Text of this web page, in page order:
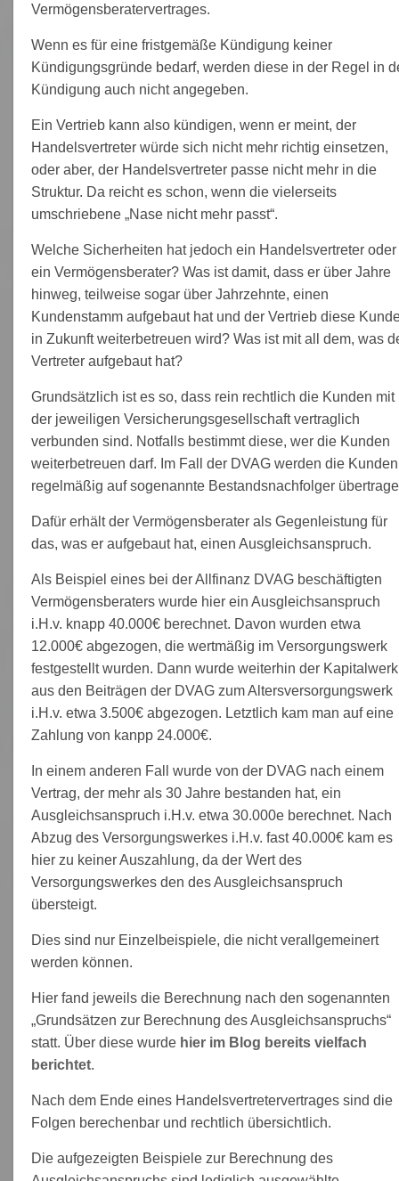
Vermögensberatervertrages.
Wenn es für eine fristgemäße Kündigung keiner
Kündigungsgründe bedarf, werden diese in der Regel in
Kündigung auch nicht angegeben.
Ein Vertrieb kann also kündigen, wenn er meint, der
Handelsvertreter würde sich nicht mehr richtig einsetzen,
oder aber, der Handelsvertreter passe nicht mehr in die
Struktur. Da reicht es schon, wenn die vielerseits
umschriebene „Nase nicht mehr passt“.
Welche Sicherheiten hat jedoch ein Handelsvertreter oder
ein Vermögensberater? Was ist damit, dass er über Jahre
hinweg, teilweise sogar über Jahrzehnte, einen
Kundenstamm aufgebaut hat und der Vertrieb diese
in Zukunft weiterbetreuen wird? Was ist mit all dem, was
Vertreter aufgebaut hat?
Grundsätzlich ist es so, dass rein rechtlich die Kunden mit
der jeweiligen Versicherungsgesellschaft vertraglich
verbunden sind. Notfalls bestimmt diese, wer die Kunden
weiterbetreuen darf. Im Fall der DVAG werden die Kunden
regelmäßig auf sogenannte Bestandsnachfolger
Dafür erhält der Vermögensberater als Gegenleistung für
das, was er aufgebaut hat, einen Ausgleichsanspruch.
Als Beispiel eines bei der Allfinanz DVAG beschäftigten
Vermögensberaters wurde hier ein Ausgleichsanspruch
i.H.v. knapp 40.000€ berechnet. Davon wurden etwa
12.000€ abgezogen, die wertmäßig im Versorgungswerk
festgestellt wurden. Dann wurde weiterhin der Kapitalwerk
aus den Beiträgen der DVAG zum Altersversorgungswerk
i.H.v. etwa 3.500€ abgezogen. Letztlich kam man auf eine
Zahlung von kanpp 24.000€.
In einem anderen Fall wurde von der DVAG nach einem
Vertrag, der mehr als 30 Jahre bestanden hat, ein
Ausgleichsanspruch i.H.v. etwa 30.000e berechnet. Nach
Abzug des Versorgungswerkes i.H.v. fast 40.000€ kam es
hier zu keiner Auszahlung, da der Wert des
Versorgungswerkes den des Ausgleichsanspruch
übersteigt.
Dies sind nur Einzelbeispiele, die nicht verallgemeinert
werden können.
Hier fand jeweils die Berechnung nach den sogenannten
„Grundsätzen zur Berechnung des Ausgleichsanspruchs“
statt. Über diese wurde hier im Blog bereits vielfach
berichtet.
Nach dem Ende eines Handelsvertretervertrages sind die
Folgen berechenbar und rechtlich übersichtlich.
Die aufgezeigten Beispiele zur Berechnung des